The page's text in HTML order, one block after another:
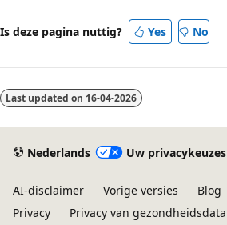
Is deze pagina nuttig? Yes No
Last updated on 16-04-2026
Nederlands Uw privacykeuzes
AI-disclaimer Vorige versies Blog
Privacy
Privacy van gezondheidsdata